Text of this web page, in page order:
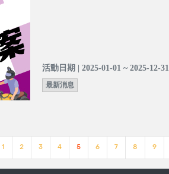
活動日期 | 2025-01-01 ~ 2025-12-31
最新消息
1 2 3 4 5 6 7 8 9